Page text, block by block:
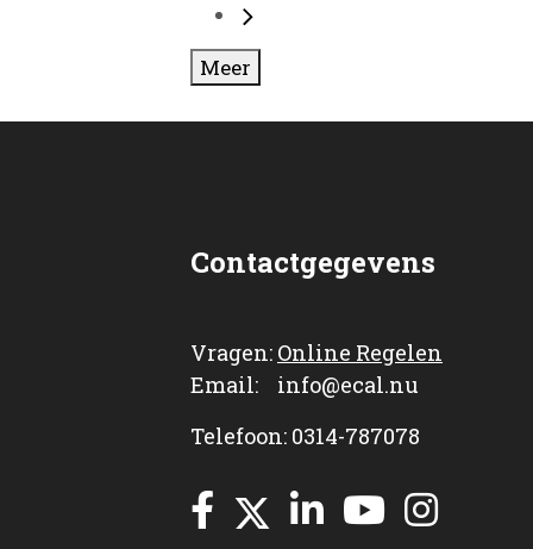
Meer
Contactgegevens
Vragen: Online Regelen
Email: info@ecal.nu
Telefoon: 0314-787078